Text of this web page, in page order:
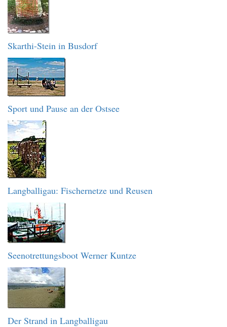
Skarthi-Stein in Busdorf
Sport und Pause an der Ostsee
Langballigau: Fischernetze und Reusen
Seenotrettungsboot Werner Kuntze
Der Strand in Langballigau